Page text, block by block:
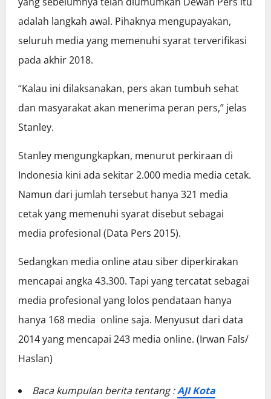
adalah langkah awal. Pihaknya mengupayakan,
seluruh media yang memenuhi syarat terverifikasi
pada akhir 2018.
“Kalau ini dilaksanakan, pers akan tumbuh sehat
dan masyarakat akan menerima peran pers,” jelas
Stanley.
Stanley mengungkapkan, menurut perkiraan di
Indonesia kini ada sekitar 2.000 media media cetak.
Namun dari jumlah tersebut hanya 321 media
cetak yang memenuhi syarat disebut sebagai
media profesional (Data Pers 2015).
Sedangkan media online atau siber diperkirakan
mencapai angka 43.300. Tapi yang tercatat sebagai
media profesional yang lolos pendataan hanya
hanya 168 media online saja. Menyusut dari data
2014 yang mencapai 243 media online. (Irwan Fals/
Haslan)
Baca kumpulan berita tentang :AJI Kota